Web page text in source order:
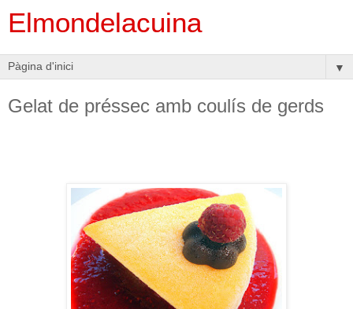
Elmondelacuina
▼
Gelat de préssec amb coulís de gerds